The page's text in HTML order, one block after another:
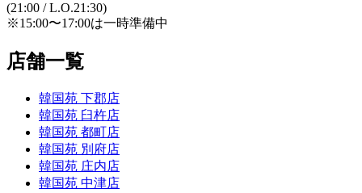
(21:00 / L.O.21:30)
※15:00〜17:00は一時準備中
店舗一覧
韓国苑 下郡店
韓国苑 臼杵店
韓国苑 都町店
韓国苑 別府店
韓国苑 庄内店
韓国苑 中津店